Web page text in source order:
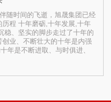
随时间的飞逝，旭晟集团已经
历程 十年磨砺,十年发展,十年
稳、坚实的脚步走过了十年的
业、不断壮大的十年是内强
年是不断进取、与时俱进、